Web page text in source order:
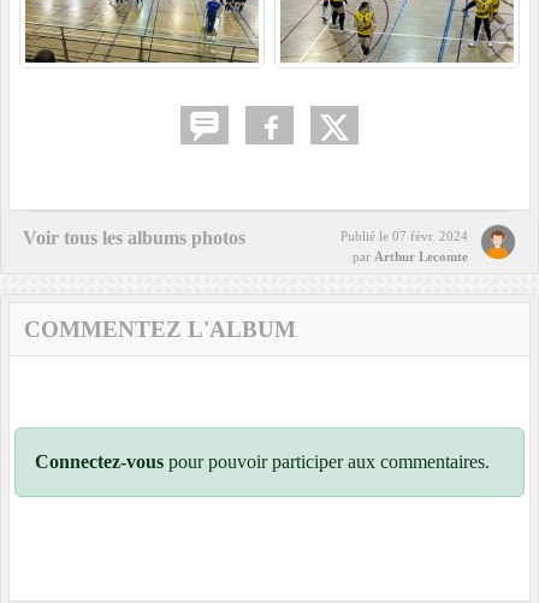
Voir tous les albums photos Publié le 07 févr. 2024
par Arthur Lecomte
COMMENTEZ L'ALBUM
Connectez-vous pour pouvoir participer aux commentaires.